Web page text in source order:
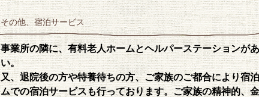
その他、宿泊サービス
事業所の隣に、有料老人ホームとヘルパーステーションが
い。
又、退院後の方や特養待ちの方、ご家族のご都合により宿
ムでの宿泊サービスも行っております。ご家族の精神的、